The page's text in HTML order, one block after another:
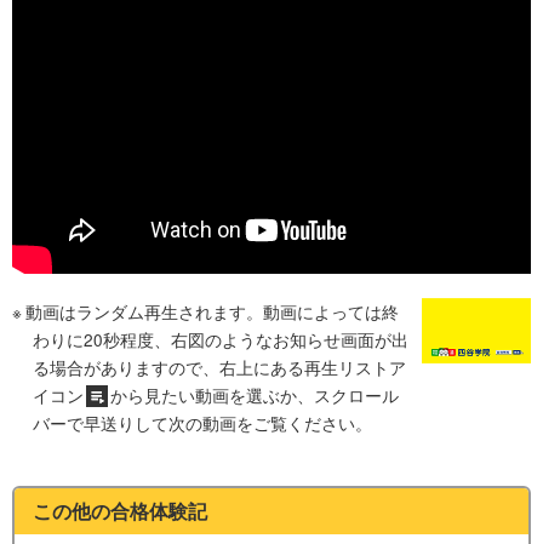
動画はランダム再生されます。動画によっては終
わりに20秒程度、右図のようなお知らせ画面が出
る場合がありますので、右上にある再生リストア
イコン
から見たい動画を選ぶか、スクロール
バーで早送りして次の動画をご覧ください。
この他の合格体験記